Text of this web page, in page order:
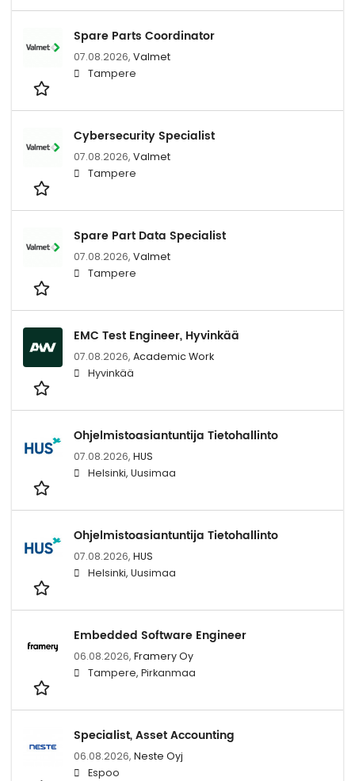
Spare Parts Coordinator
07.08.2026, Valmet
Tampere
Cybersecurity Specialist
07.08.2026, Valmet
Tampere
Spare Part Data Specialist
07.08.2026, Valmet
Tampere
EMC Test Engineer, Hyvinkää
07.08.2026, Academic Work
Hyvinkää
Ohjelmistoasiantuntija Tietohallinto
07.08.2026, HUS
Helsinki, Uusimaa
Ohjelmistoasiantuntija Tietohallinto
07.08.2026, HUS
Helsinki, Uusimaa
Embedded Software Engineer
06.08.2026, Framery Oy
Tampere, Pirkanmaa
Specialist, Asset Accounting
06.08.2026, Neste Oyj
Espoo